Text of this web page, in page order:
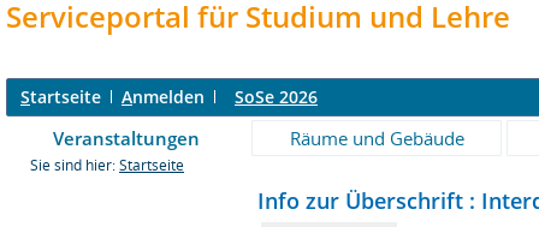
Serviceportal für Studium und Lehre
Startseite Anmelden SoSe 2026
Veranstaltungen Räume und Gebäude
Sie sind hier: Startseite
Info zur Überschrift :